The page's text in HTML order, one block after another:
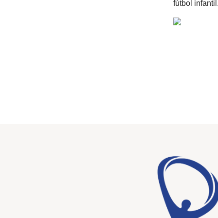
fútbol